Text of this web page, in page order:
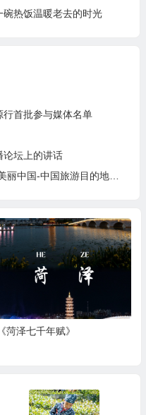
碗热饭温暖老去的时光
首批参与媒体名单
论坛上的讲话
国旅游目的地全球推介行动”
《菏泽七千年赋》